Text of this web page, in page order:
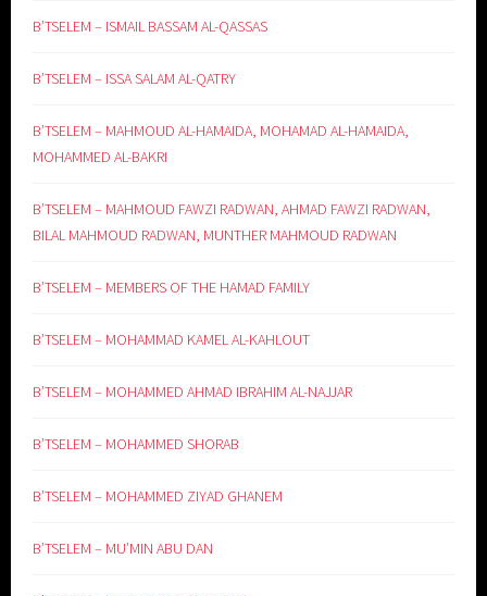
B’TSELEM – ISMAIL BASSAM AL-QASSAS
B’TSELEM – ISSA SALAM AL-QATRY
B’TSELEM – MAHMOUD AL-HAMAIDA, MOHAMAD AL-HAMAIDA,
MOHAMMED AL-BAKRI
B’TSELEM – MAHMOUD FAWZI RADWAN, AHMAD FAWZI RADWAN,
BILAL MAHMOUD RADWAN, MUNTHER MAHMOUD RADWAN
B’TSELEM – MEMBERS OF THE HAMAD FAMILY
B’TSELEM – MOHAMMAD KAMEL AL-KAHLOUT
B’TSELEM – MOHAMMED AHMAD IBRAHIM AL-NAJJAR
B’TSELEM – MOHAMMED SHORAB
B’TSELEM – MOHAMMED ZIYAD GHANEM
B’TSELEM – MU’MIN ABU DAN